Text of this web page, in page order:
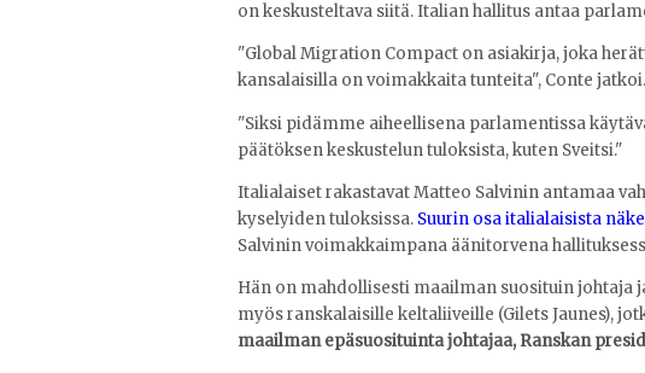
on keskusteltava siitä. Italian hallitus antaa
"Global Migration Compact on asiakirja, joka
kansalaisilla on voimakkaita tunteita", Conte jatkoi.
"Siksi pidämme aiheellisena parlamentissa
päätöksen keskustelun tuloksista, kuten Sveitsi."
Italialaiset rakastavat Matteo Salvinin antamaa
kyselyiden tuloksissa. Suurin osa italialaisista
Salvinin voimakkaimpana äänitorvena
Hän on mahdollisesti maailman suosituin johtaja
myös ranskalaisille keltaliiveille (Gilets Jaunes),
maailman epäsuosituinta johtajaa, Ranskan